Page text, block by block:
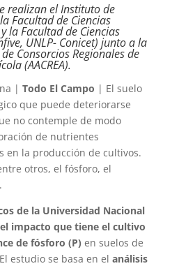
realizan el Instituto de
Facultad de Ciencias
la Facultad de Ciencias
UNLP- Conicet) junto a la
Consorcios Regionales de
(AACREA).
| Todo El Campo | El suelo
que puede deteriorarse
no contemple de modo
de nutrientes
en la producción de cultivos.
otros, el fósforo, el
de la Universidad Nacional
impacto que tiene el cultivo
de fósforo (P) en suelos de
estudio se basa en el análisis